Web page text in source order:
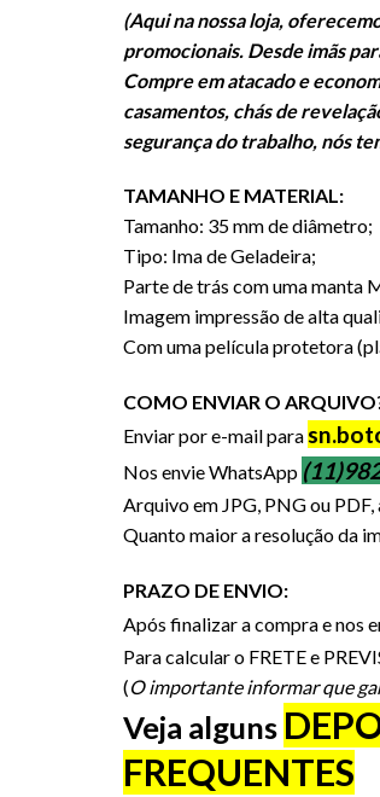
(Aqui na nossa loja,
promocionais. Desde imãs
Compre em atacado e
casamentos, chás de
segurança do trabalho, nós
TAMANHO E MATERIAL:
Tamanho: 35 mm de diâmetro;
Tipo: Ima de Geladeira;
Parte de trás com uma manta
Imagem impressão de alta
Com uma película protetora
COMO ENVIAR O
Enviar por e-mail para
Nos envie WhatsApp
Arquivo em JPG, PNG ou
Quanto maior a resolução da
PRAZO DE ENVIO:
Após finalizar a compra e nos
Para calcular o FRETE e
(O importante informar que
Veja alguns
FREQUENTES